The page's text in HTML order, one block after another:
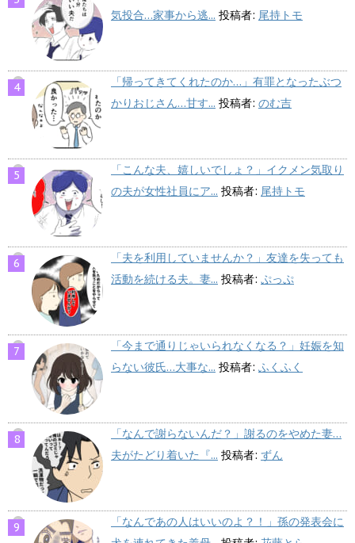
気投合…家事から逃... 投稿者: 尾持トモ
「帰ってきてくれたのか…」有罪となったぶつ
かりおじさん…甘す... 投稿者: のむ吉
「こんな夫、嬉しいでしょ？」イクメン気取り
の夫が女性社員にア... 投稿者: 尾持トモ
「夫を利用していませんか？」友達を失っても
活動を続ける夫。妻... 投稿者: ぷっぷ
「今まで通りじゃいられなくなる？」妊娠を知
らない彼氏…大事な... 投稿者: ふくふく
「なんで謝らないんだ？」謝るのをやめた妻…
夫がたどり着いた『... 投稿者: ずん
「なんであの人はいいのよ？！」孫の発表会に